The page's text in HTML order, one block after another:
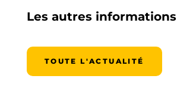
Les autres informations
TOUTE L'ACTUALITÉ